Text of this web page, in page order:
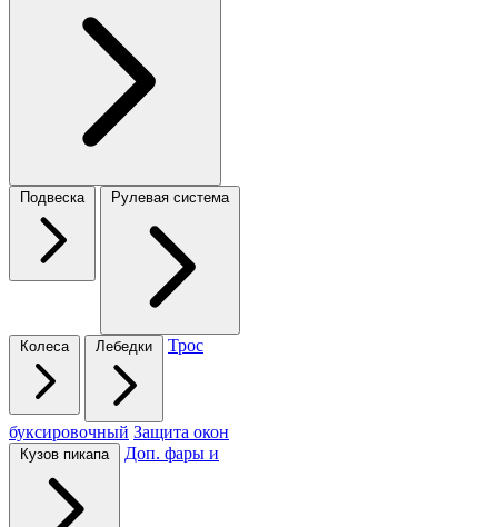
Подвеска Рулевая система
Колеса Лебедки Трос
буксировочный Защита окон
Кузов пикапа Доп. фары и